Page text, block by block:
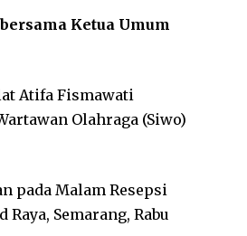
Ketua Umum
Atifa Fismawati
Olahraga (Siwo)
pada Malam Resepsi
Semarang, Rabu